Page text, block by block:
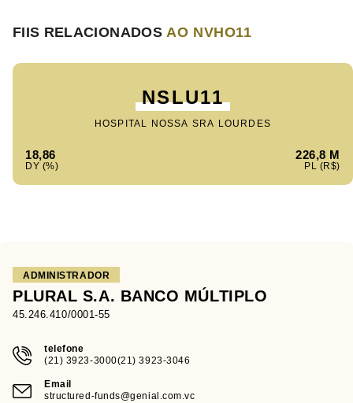
FIIS RELACIONADOSAO NVHO11
NSLU11
HOSPITAL NOSSA SRA LOURDES
18,86 226,8 M
ADMINISTRADOR
PLURAL S.A. BANCO MÚLTIPLO
45.246.410/0001-55
telefone
(21) 3923-3000(21) 3923-3046
Email
structured-funds@genial.com.vc